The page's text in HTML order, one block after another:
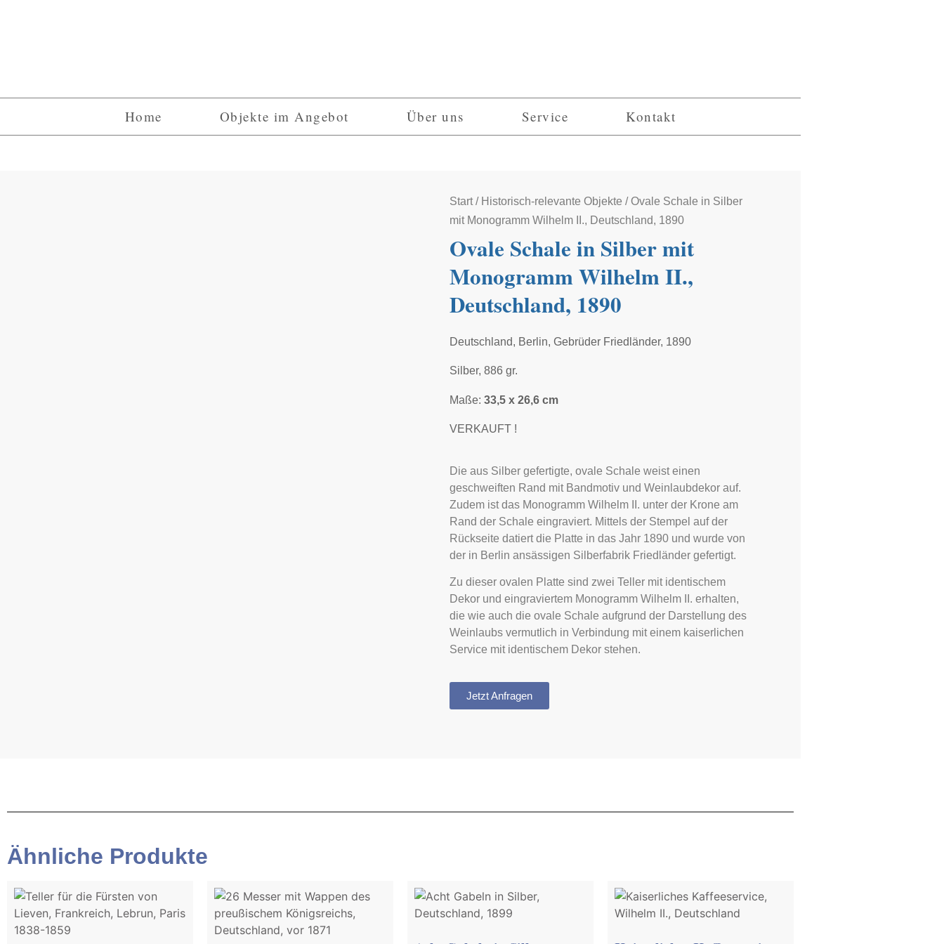
Home Objekte im Angebot Über uns Service Kontakt
Start/ Historisch-relevante Objekte / Ovale Schale in Silber
mit Monogramm Wilhelm II., Deutschland, 1890
Ovale Schale in Silber mit
Monogramm Wilhelm II.,
Deutschland, 1890
Deutschland, Berlin, Gebrüder Friedländer, 1890
Silber, 886 gr.
Maße: 33,5 x 26,6 cm
VERKAUFT !
Die aus Silber gefertigte, ovale Schale weist einen
geschweiften Rand mit Bandmotiv und Weinlaubdekor auf.
Zudem ist das Monogramm Wilhelm II. unter der Krone am
Rand der Schale eingraviert. Mittels der Stempel auf der
Rückseite datiert die Platte in das Jahr 1890 und wurde von
der in Berlin ansässigen Silberfabrik Friedländer gefertigt.
Zu dieser ovalen Platte sind zwei Teller mit identischem
Dekor und eingraviertem Monogramm Wilhelm II. erhalten,
die wie auch die ovale Schale aufgrund der Darstellung des
Weinlaubs vermutlich in Verbindung mit einem kaiserlichen
Service mit identischem Dekor stehen.
Jetzt Anfragen
Ähnliche Produkte